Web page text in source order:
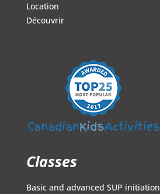
Location
Découvrir
Classes
Basic and advanced SUP initiation